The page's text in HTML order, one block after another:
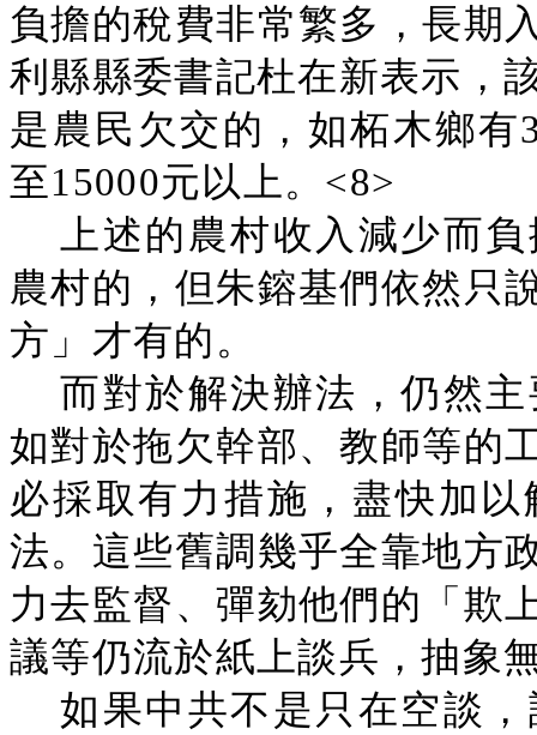
負擔的稅費非常繁多，長期
利縣縣委書記杜在新表示，
是農民欠交的，如柘木鄉
至15000元以上。<8>
上述的農村收入減少而
農村的，但朱鎔基們依然只
方」才有的。
而對於解決辦法，仍然
如對於拖欠幹部、教師等的
必採取有力措施，盡快加
法。這些舊調幾乎全靠地方
力去監督、彈劾他們的「欺
議等仍流於紙上談兵，抽象
如果中共不是只在空談